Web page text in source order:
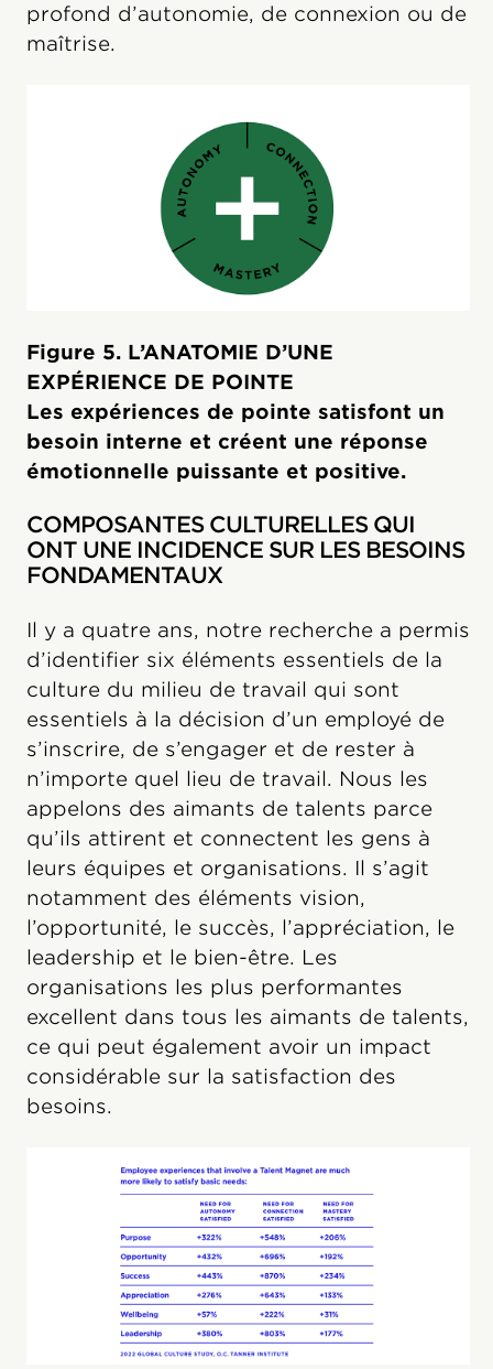
profond d’autonomie, de connexion ou de
maîtrise.
Figure 5. L’ANATOMIE D’UNE
EXPÉRIENCE DE POINTE
Les expériences de pointe satisfont un
besoin interne et créent une réponse
émotionnelle puissante et positive.
COMPOSANTES CULTURELLES QUI
ONT UNE INCIDENCE SUR LES BESOINS
FONDAMENTAUX
Il y a quatre ans, notre recherche a permis
d’identifier six éléments essentiels de la
culture du milieu de travail qui sont
essentiels à la décision d’un employé de
s’inscrire, de s’engager et de rester à
n’importe quel lieu de travail. Nous les
appelons des aimants de talents parce
qu’ils attirent et connectent les gens à
leurs équipes et organisations. Il s’agit
notamment des éléments vision,
l’opportunité, le succès, l’appréciation, le
leadership et le bien-être. Les
organisations les plus performantes
excellent dans tous les aimants de talents,
ce qui peut également avoir un impact
considérable sur la satisfaction des
besoins.